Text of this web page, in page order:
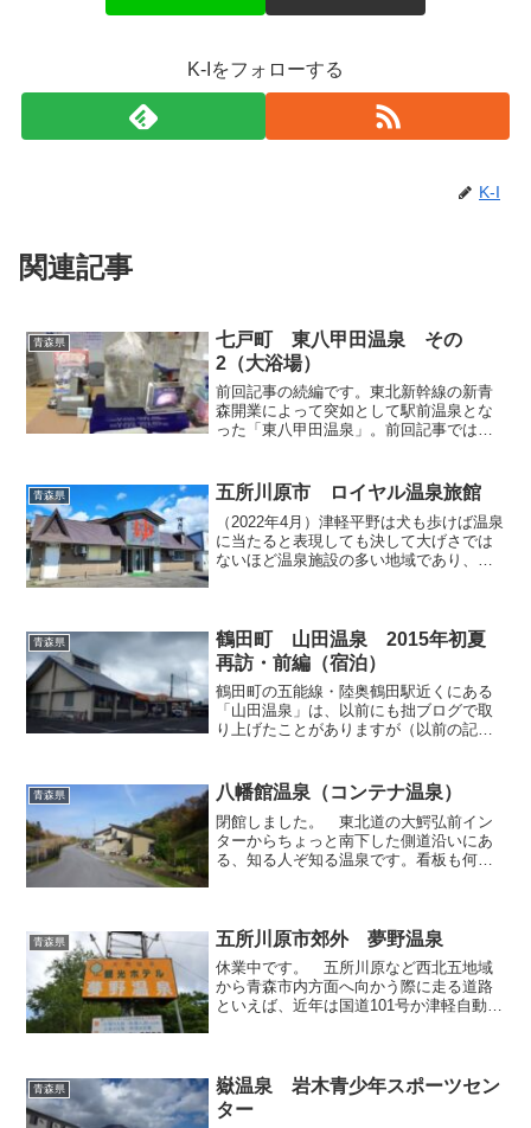
K-Iをフォローする
K-I
関連記事
青森県
七戸町 東八甲田温泉 その
2（大浴場）
前回記事の続編です。東北新幹線の新青
森開業によって突如として駅前温泉とな
った「東八甲田温泉」。前回記事では私
まいります。こちらの施設には「大浴
場」と「ヒバ湯」という2種...
青森県 五所川原市 ロイヤル温泉旅館
（2022年4月）津軽平野は犬も歩けば温泉
に当たると表現しても決して大げさでは
ないほど温泉施設の多い地域であり、そ
いります。今回取り...
青森県
鶴田町 山田温泉 2015年初夏
再訪・前編（宿泊）
鶴田町の五能線・陸奥鶴田駅近くにある
「山田温泉」は、以前にも拙ブログで取
り上げたことがありますが（以前の記事
させていただきました。 宿泊棟はこち
ら。なかなか立派な構えの...
青森県 八幡館温泉（コンテナ温泉）
閉館しました。 東北道の大鰐弘前イン
ターからちょっと南下した側道沿いにあ
る、知る人ぞ知る温泉です。看板も何も
けにお風呂を開放している...
青森県 五所川原市郊外 夢野温泉
休業中です。 五所川原など西北五地域
から青森市内方面へ向かう際に走る道路
といえば、近年は国道101号か津軽自動車
から、原子の長い...
青森県
嶽温泉 岩木青少年スポーツセン
ター